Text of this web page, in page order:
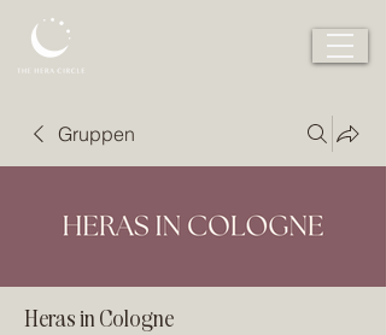
Gruppen
Heras in Cologne